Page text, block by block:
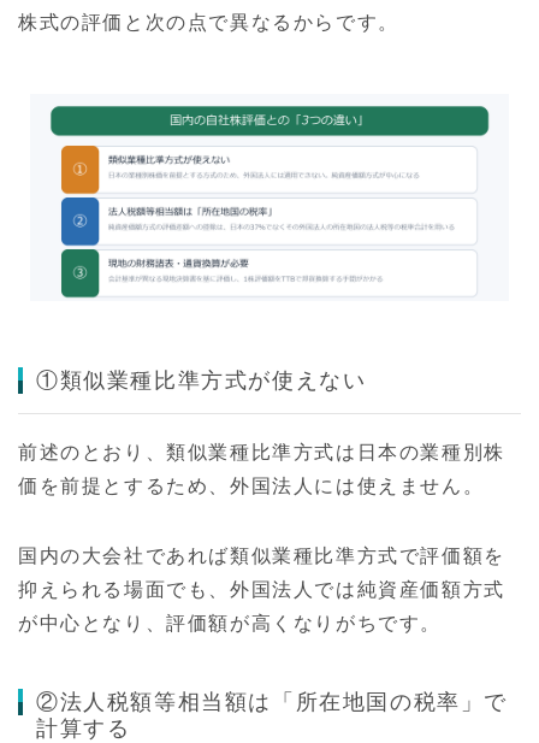
株式の評価と次の点で異なるからです。
①類似業種比準方式が使えない
前述のとおり、類似業種比準方式は日本の業種別株
価を前提とするため、外国法人には使えません。
国内の大会社であれば類似業種比準方式で評価額を
抑えられる場面でも、外国法人では純資産価額方式
が中心となり、評価額が高くなりがちです。
②法人税額等相当額は「所在地国の税率」で
計算する